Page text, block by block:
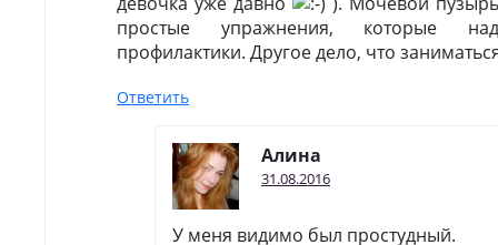
простые упражнения, которые
профилактики. Другое дело, что
Ответить
Алина
31.08.2016
У меня видимо был простудный.